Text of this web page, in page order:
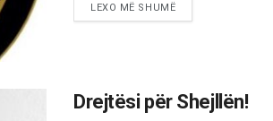
LEXO MË SHUMË
Drejtësi për Shejllën!